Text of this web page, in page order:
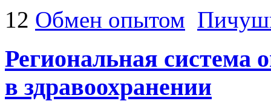
12 Обмен опытом
Региональная система
в здравоохранении